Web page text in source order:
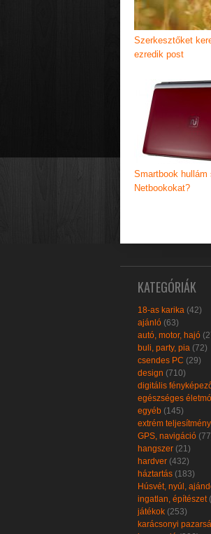
Szerkesztőket
ezredik post
Smartbook hullám
Netbookokat?
KATEGÓRIÁK
18-as karika (42)
ajánló (63)
autó, motor, hajó
buli, party, pia (72)
csendes PC (29)
design (710)
digitális
egészséges
egyéb (145)
extrém teljesítmény
GPS, navigáció
hangszer (21)
hardver (432)
háztartás (183)
Húsvét, nyúl,
ingatlan, építészet
játékok (253)
karácsonyi